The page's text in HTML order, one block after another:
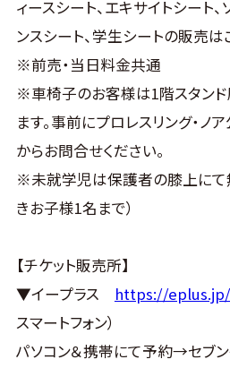
ィースシート、エキサイトシート
ンスシート、学生シートの販売は
※前売・当日料金共通
※車椅子のお客様は1階スタン
ます。事前にプロレスリング・ノ
からお問合せください。
※未就学児は保護者の膝上にて
きお子様1名まで）
【チケット販売所】
▼イープラス https://
スマートフォン）
パソコン＆携帯にて予約→セブン